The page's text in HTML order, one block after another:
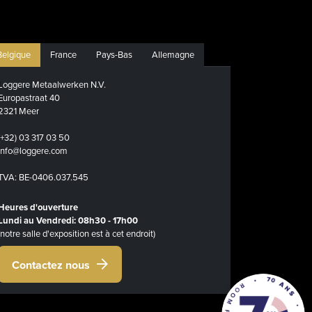
France Pays-Bas Allemagne
Metaalwerken N.V.
40
Meer
03 317 03 50
BE-0406.037.545
d'ouverture
au Vendredi: 08h30 - 17h00
salle d'exposition est à cet endroit)
Contactez nous